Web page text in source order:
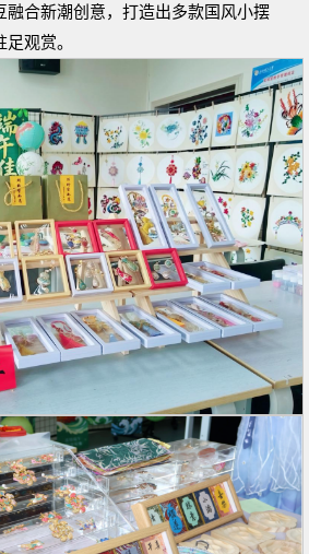
融合新潮创意，打造出多款国风小摆
观赏。